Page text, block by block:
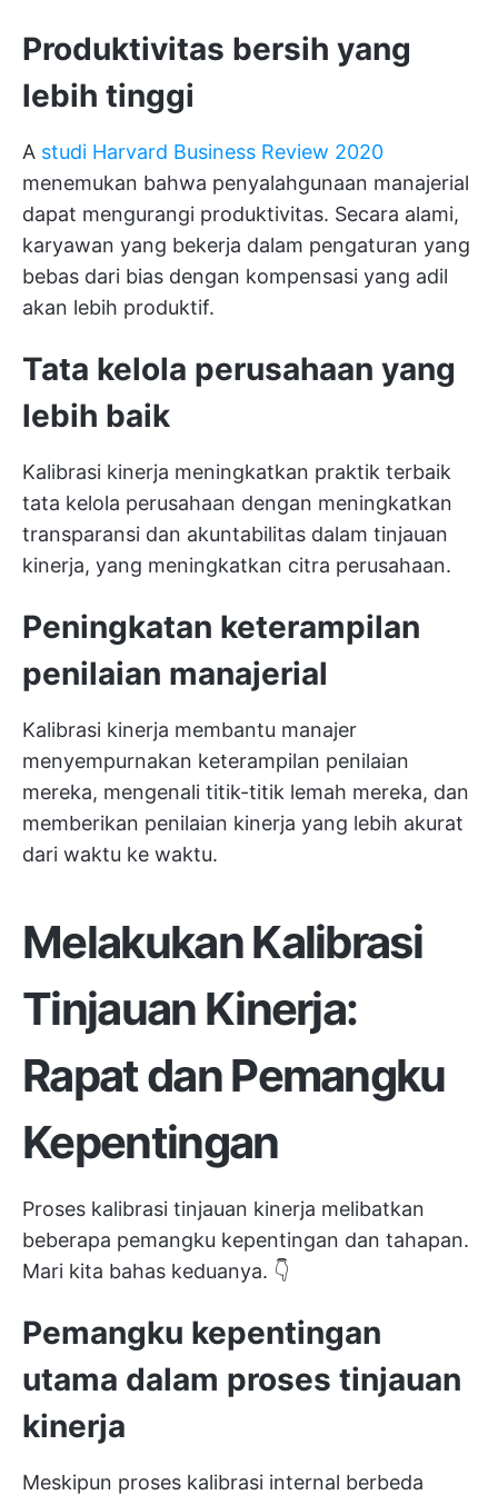
Produktivitas bersih yang
lebih tinggi
A studi Harvard Business Review 2020
menemukan bahwa penyalahgunaan manajerial
dapat mengurangi produktivitas. Secara alami,
karyawan yang bekerja dalam pengaturan yang
bebas dari bias dengan kompensasi yang adil
akan lebih produktif.
Tata kelola perusahaan yang
lebih baik
Kalibrasi kinerja meningkatkan praktik terbaik
tata kelola perusahaan dengan meningkatkan
transparansi dan akuntabilitas dalam tinjauan
kinerja, yang meningkatkan citra perusahaan.
Peningkatan keterampilan
penilaian manajerial
Kalibrasi kinerja membantu manajer
menyempurnakan keterampilan penilaian
mereka, mengenali titik-titik lemah mereka, dan
memberikan penilaian kinerja yang lebih akurat
dari waktu ke waktu.
Melakukan Kalibrasi
Tinjauan Kinerja:
Rapat dan Pemangku
Kepentingan
Proses kalibrasi tinjauan kinerja melibatkan
beberapa pemangku kepentingan dan tahapan.
Mari kita bahas keduanya. 👇
Pemangku kepentingan
utama dalam proses tinjauan
kinerja
Meskipun proses kalibrasi internal berbeda